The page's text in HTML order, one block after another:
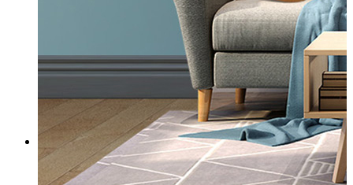
家装案例
热销产品